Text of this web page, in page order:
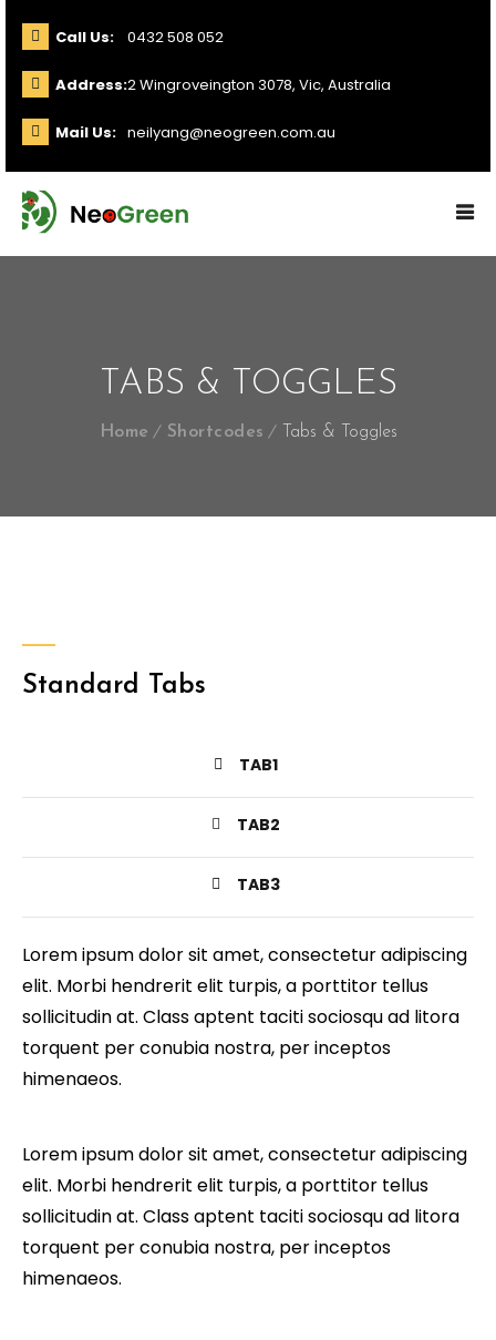
Call Us: 0432 508 052
Address:2 Wingroveington 3078, Vic, Australia
Mail Us: neilyang@neogreen.com.au
TABS & TOGGLES
Home Shortcodes Tabs & Toggles
Standard Tabs
TAB1
TAB2
TAB3
Lorem ipsum dolor sit amet, consectetur adipiscing
elit. Morbi hendrerit elit turpis, a porttitor tellus
sollicitudin at. Class aptent taciti sociosqu ad litora
torquent per conubia nostra, per inceptos
himenaeos.
Lorem ipsum dolor sit amet, consectetur adipiscing
elit. Morbi hendrerit elit turpis, a porttitor tellus
sollicitudin at. Class aptent taciti sociosqu ad litora
torquent per conubia nostra, per inceptos
himenaeos.